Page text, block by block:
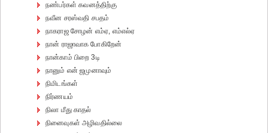
நண்பர்கள் கவனத்திற்கு
நவீன சரஸ்வதி சபதம்
நாகராஜ சோழன் எம்ஏ, எம்எல்ஏ
நான் ராஜாவாக போகிறேன்
நான்காம் பிறை 3டி
நானும் என் ஜமுனாவும்
நிமிடங்கள்
நிர்ணயம்
நிலா மீது காதல்
நினைவுகள் அழிவதில்லை